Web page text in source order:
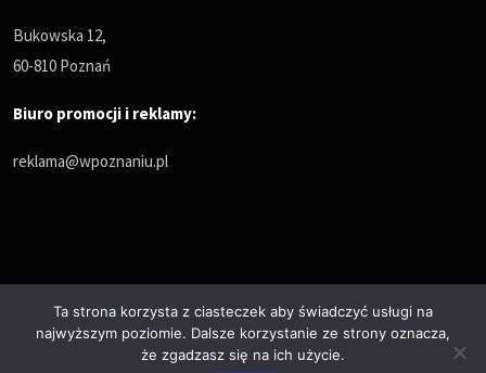
Bukowska 12,
60-810 Poznań
Biuro promocji i reklamy:
reklama@wpoznaniu.pl
Polityka prywatności
Ta strona korzysta z ciasteczek aby świadczyć usługi na
najwyższym poziomie. Dalsze korzystanie ze strony oznacza,
że zgadzasz się na ich użycie.